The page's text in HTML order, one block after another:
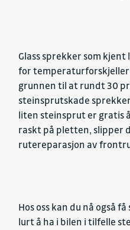
Glass sprekker som
for
grunnen til at rundt 30
steinsprutskade
liten steinsprut er gratis
raskt på pletten, slipper
rutereparasjon av
Hos oss kan du nå også
lurt å ha i bilen i tilfelle